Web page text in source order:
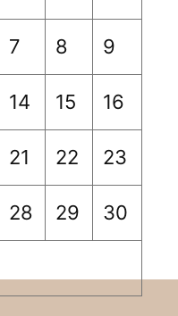
7 8 9
14 15 16
21 22 23
28 29 30